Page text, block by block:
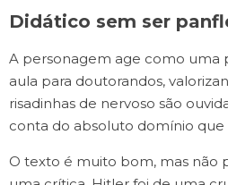
Didático sem ser
A personagem age como uma
aula para doutorandos,
risadinhas de nervoso são
conta do absoluto domínio
O texto é muito bom, mas não